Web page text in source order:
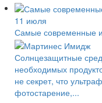
11 июля
Самые современные
Солнцезащитные
необходимых
не секрет, что
фотостарение,...